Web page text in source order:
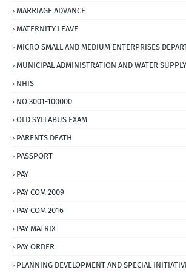
MARRIAGE ADVANCE
MATERNITY LEAVE
MICRO SMALL AND MEDIUM ENTERPRISES
MUNICIPAL ADMINISTRATION AND WATER
NHIS
NO 3001-100000
OLD SYLLABUS EXAM
PARENTS DEATH
PASSPORT
PAY
PAY COM 2009
PAY COM 2016
PAY MATRIX
PAY ORDER
PLANNING DEVELOPMENT AND SPECIAL